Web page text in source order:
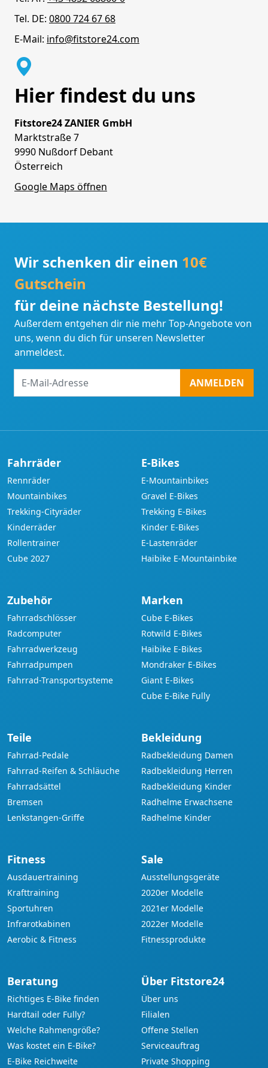
Tel. DE: 0800 724 67 68
E-Mail: info@fitstore24.com
Hier findest du uns
Fitstore24 ZANIER GmbH
Marktstraße 7
9990 Nußdorf Debant
Österreich
Google Maps öffnen
Wir schenken dir einen 10€
Gutschein
für deine nächste Bestellung!
Außerdem entgehen dir nie mehr Top-Angebote von
uns, wenn du dich für unseren Newsletter
anmeldest.
Mail-
ANMELDEN
Fahrräder
Rennräder
Mountainbikes
Trekking-Cityräder
Kinderräder
Rollentrainer
Cube 2027
E-Bikes
E-Mountainbikes
Gravel E-Bikes
Trekking E-Bikes
Kinder E-Bikes
E-Lastenräder
Haibike E-Mountainbike
Zubehör
Fahrradschlösser
Radcomputer
Fahrradwerkzeug
Fahrradpumpen
Fahrrad-Transportsysteme
Marken
Cube E-Bikes
Rotwild E-Bikes
Haibike E-Bikes
Mondraker E-Bikes
Giant E-Bikes
Cube E-Bike Fully
Teile
Fahrrad-Pedale
Fahrrad-Reifen & Schläuche
Fahrradsättel
Bremsen
Lenkstangen-Griffe
Bekleidung
Radbekleidung Damen
Radbekleidung Herren
Radbekleidung Kinder
Radhelme Erwachsene
Radhelme Kinder
Fitness
Ausdauertraining
Krafttraining
Sportuhren
Infrarotkabinen
Aerobic & Fitness
Sale
Ausstellungsgeräte
2020er Modelle
2021er Modelle
2022er Modelle
Fitnessprodukte
Beratung
Richtiges E-Bike finden
Hardtail oder Fully?
Welche Rahmengröße?
Was kostet ein E-Bike?
E-Bike Reichweite
Über Fitstore24
Über uns
Filialen
Offene Stellen
Serviceauftrag
Private Shopping